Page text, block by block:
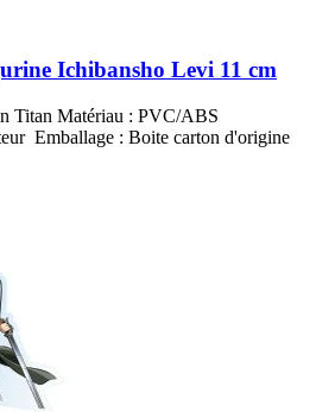
Ichibansho Levi 11 cm
Titan Matériau : PVC/ABS
Emballage : Boite carton d'origine